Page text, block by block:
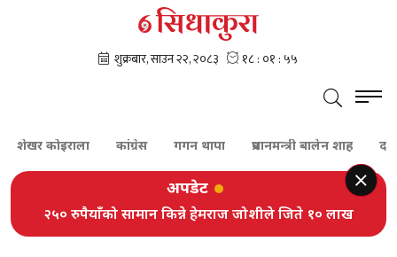
कांग्रेस गगन थापा प्रधानमन्त्री बालेन शाह दम्पती
अपडेट
२५० रुपैयाँको सामान किन्ने हेमराज जोशीले जिते १० लाख